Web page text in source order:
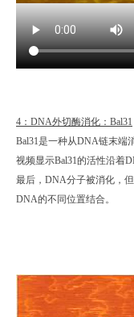
4：DNA外切酶消化：Bal31
Bal31是一种从DNA链末端
视频显示Bal31的活性沿着
最后，DNA分子被消化，
DNA的不同位置结合。